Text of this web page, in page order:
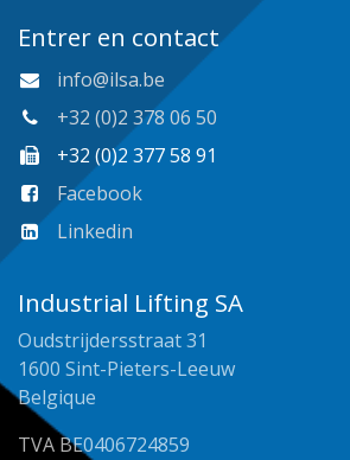
Entrer en contact
info@ilsa.be
+32 (0)2 378 06 50
+32 (0)2 377 58 91
Facebook
Linkedin
Industrial Lifting SA
Oudstrijdersstraat 31
1600 Sint-Pieters-Leeuw
Belgique
TVA BE0406724859